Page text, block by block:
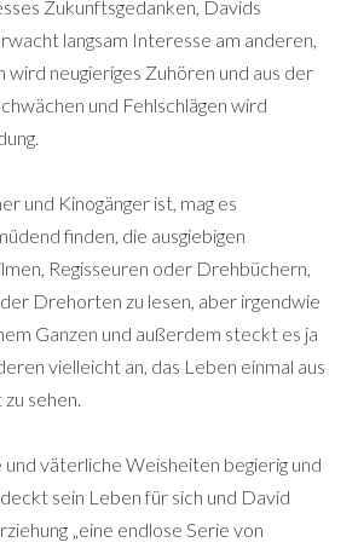
Zukunftsgedanken, Davids
langsam Interesse am anderen,
wird neugieriges Zuhören und aus der
und Fehlschlägen wird
und Kinogänger ist, mag es
finden, die ausgiebigen
Regisseuren oder Drehbüchern,
Drehorten zu lesen, aber irgendwie
Ganzen und außerdem steckt es ja
vielleicht an, das Leben einmal aus
sehen.
und väterliche Weisheiten begierig und
sein Leben für sich und David
„eine endlose Serie von